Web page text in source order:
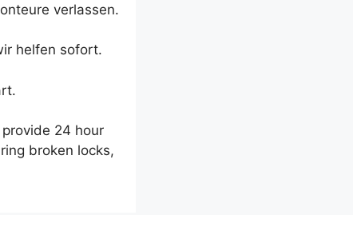
verlassen.
helfen sofort.
24 hour
broken locks,